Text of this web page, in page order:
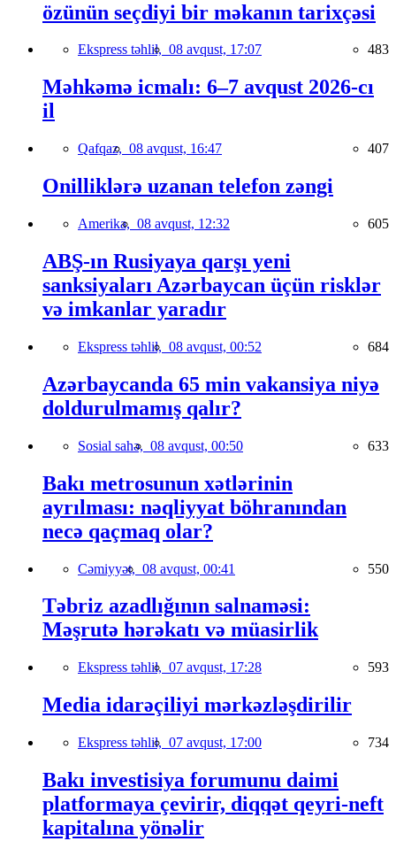
özünün seçdiyi bir məkanın tarixçəsi
Ekspress təhlil, 08 avqust, 17:07 483
Məhkəmə icmalı: 6–7 avqust 2026-cı
il
Qafqaz, 08 avqust, 16:47 407
Onilliklərə uzanan telefon zəngi
Amerika, 08 avqust, 12:32 605
ABŞ-ın Rusiyaya qarşı yeni
sanksiyaları Azərbaycan üçün risklər
və imkanlar yaradır
Ekspress təhlil, 08 avqust, 00:52 684
Azərbaycanda 65 min vakansiya niyə
doldurulmamış qalır?
Sosial sahə, 08 avqust, 00:50 633
Bakı metrosunun xətlərinin
ayrılması: nəqliyyat böhranından
necə qaçmaq olar?
Cəmiyyət, 08 avqust, 00:41 550
Təbriz azadlığının salnaməsi:
Məşrutə hərəkatı və müasirlik
Ekspress təhlil, 07 avqust, 17:28 593
Media idarəçiliyi mərkəzləşdirilir
Ekspress təhlil, 07 avqust, 17:00 734
Bakı investisiya forumunu daimi
platformaya çevirir, diqqət qeyri-neft
kapitalına yönəlir